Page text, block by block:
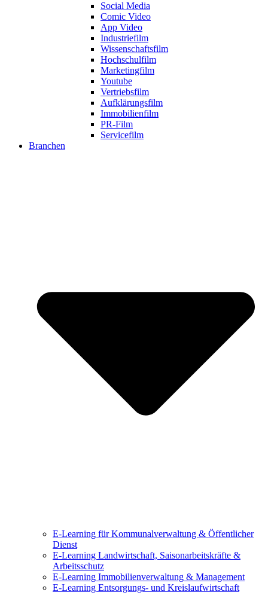
Social Media
Comic Video
App Video
Industriefilm
Wissenschaftsfilm
Hochschulfilm
Marketingfilm
Youtube
Vertriebsfilm
Aufklärungsfilm
Immobilienfilm
PR-Film
Servicefilm
Branchen
E-Learning für Kommunalverwaltung & Öffentlicher
Dienst
E-Learning Landwirtschaft, Saisonarbeitskräfte &
Arbeitsschutz
E-Learning Immobilienverwaltung & Management
E-Learning Entsorgungs- und Kreislaufwirtschaft